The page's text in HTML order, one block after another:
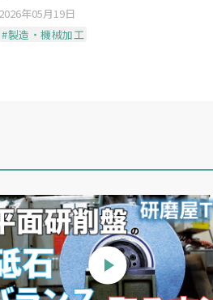
2026年05月19日
#製造・機械加工